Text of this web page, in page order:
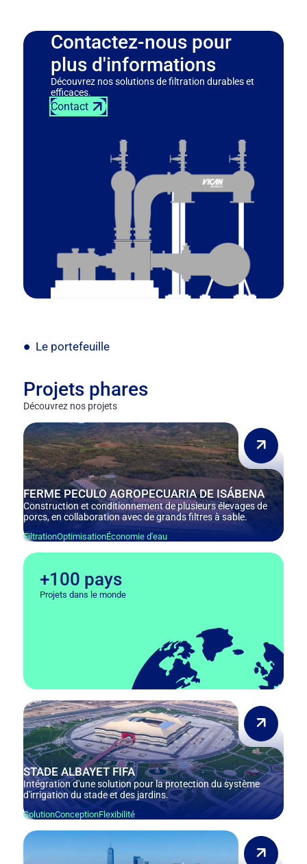
Contactez-nous pour
plus d'informations
Découvrez nos solutions de filtration durables et
efficaces.
Contact
Le portefeuille
Projets phares
Découvrez nos projets
FERME PECULO AGROPECUARIA DE ISÁBENA
Construction et conditionnement de plusieurs élevages de
porcs, en collaboration avec de grands filtres à sable.
FiltrationOptimisationÉconomie d'eau
+100 pays
Projets dans le monde
STADE ALBAYET FIFA
Intégration d'une solution pour la protection du système
d'irrigation du stade et des jardins.
SolutionConceptionFlexibilité